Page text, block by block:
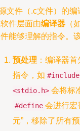
文件（.c文件）的
件层面由编译器 （
能够理解的指令。
预处理 ：编译器
指令，如 #include
<stdio.h> 会将标
#define 会进行宏
元”，移除了所有